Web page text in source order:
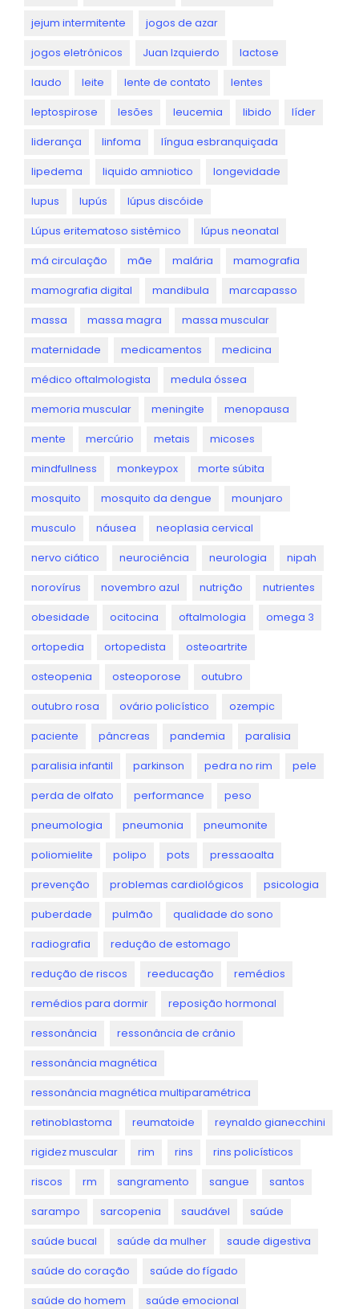
jejum intermitente jogos de azar
jogos eletrônicos Juan Izquierdo lactose
laudo leite lente de contato lentes
leptospirose lesões leucemia libido líder
liderança linfoma língua esbranquiçada
lipedema liquido amniotico longevidade
lupus lupús lúpus discóide
Lúpus eritematoso sistêmico lúpus neonatal
má circulação mãe malária mamografia
mamografia digital mandibula marcapasso
massa massa magra massa muscular
maternidade medicamentos medicina
médico oftalmologista medula óssea
memoria muscular meningite menopausa
mente mercúrio metais micoses
mindfullness monkeypox morte súbita
mosquito mosquito da dengue mounjaro
musculo náusea neoplasia cervical
nervo ciático neurociência neurologia nipah
norovírus novembro azul nutrição nutrientes
obesidade ocitocina oftalmologia omega 3
ortopedia ortopedista osteoartrite
osteopenia osteoporose outubro
outubro rosa ovário policístico ozempic
paciente pâncreas pandemia paralisia
paralisia infantil parkinson pedra no rim pele
perda de olfato performance peso
pneumologia pneumonia pneumonite
poliomielite polipo pots pressaoalta
prevenção problemas cardiológicos psicologia
puberdade pulmão qualidade do sono
radiografia redução de estomago
redução de riscos reeducação remédios
remédios para dormir reposição hormonal
ressonância ressonância de crânio
ressonância magnética
ressonância magnética multiparamétrica
retinoblastoma reumatoide reynaldo gianecchini
rigidez muscular rim rins rins policísticos
riscos rm sangramento sangue santos
sarampo sarcopenia saudável saúde
saúde bucal saúde da mulher saude digestiva
saúde do coração saúde do fígado
saúde do homem saúde emocional